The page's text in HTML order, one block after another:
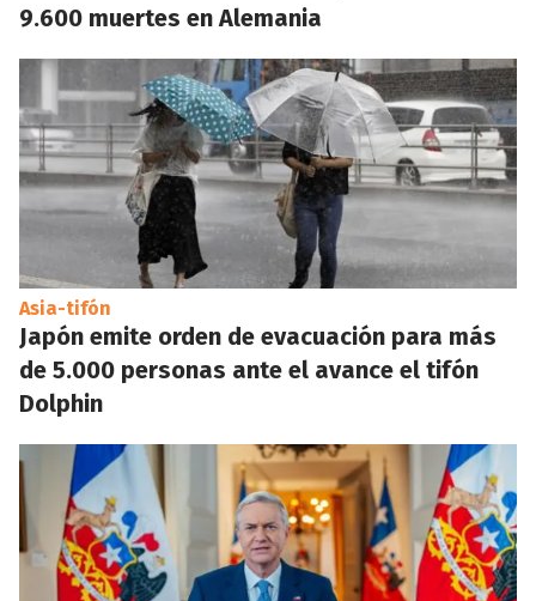
9.600 muertes en Alemania
Asia-tifón
Japón emite orden de evacuación para más
de 5.000 personas ante el avance el tifón
Dolphin